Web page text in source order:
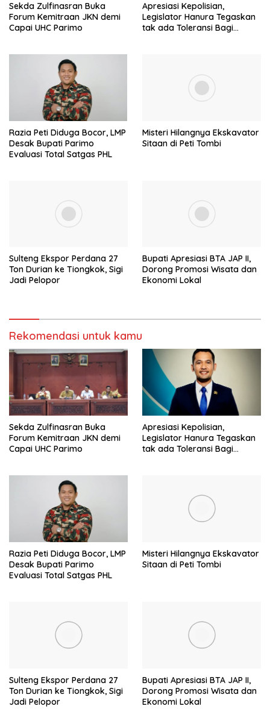
Sekda Zulfinasran Buka
Forum Kemitraan JKN demi
Capai UHC Parimo
Apresiasi Kepolisian,
Legislator Hanura Tegaskan
tak ada Toleransi Bagi
Razia Peti Diduga Bocor, LMP
Desak Bupati Parimo
Evaluasi Total Satgas PHL
Misteri Hilangnya Ekskavator
Sitaan di Peti Tombi
Sulteng Ekspor Perdana 27
Ton Durian ke Tiongkok, Sigi
Jadi Pelopor
Bupati Apresiasi BTA JAP II,
Dorong Promosi Wisata dan
Ekonomi Lokal
Rekomendasi untuk kamu
Sekda Zulfinasran Buka
Forum Kemitraan JKN demi
Capai UHC Parimo
Apresiasi Kepolisian,
Legislator Hanura Tegaskan
tak ada Toleransi Bagi
Razia Peti Diduga Bocor, LMP
Desak Bupati Parimo
Evaluasi Total Satgas PHL
Misteri Hilangnya Ekskavator
Sitaan di Peti Tombi
Sulteng Ekspor Perdana 27
Ton Durian ke Tiongkok, Sigi
Jadi Pelopor
Bupati Apresiasi BTA JAP II,
Dorong Promosi Wisata dan
Ekonomi Lokal